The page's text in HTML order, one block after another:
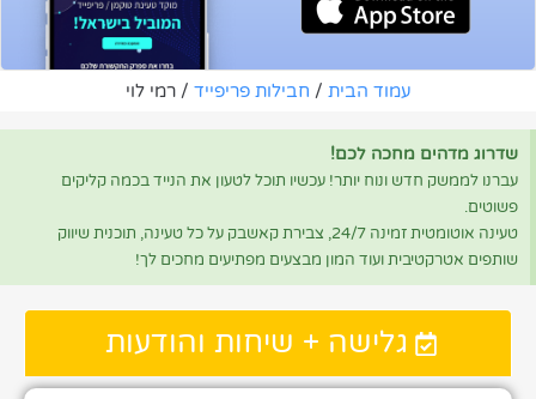
עמוד הבית / חבילות פריפייד / רמי לוי
שדרוג מדהים מחכה לכם!
עברנו לממשק חדש ונוח יותר! עכשיו תוכל לטעון את הנייד בכמה קליקים
פשוטים.
טעינה אוטומטית זמינה 24/7, צבירת קאשבק על כל טעינה, תוכנית שיווק
שותפים אטרקטיבית ועוד המון מבצעים מפתיעים מחכים לך!
גלישה + שיחות והודעות